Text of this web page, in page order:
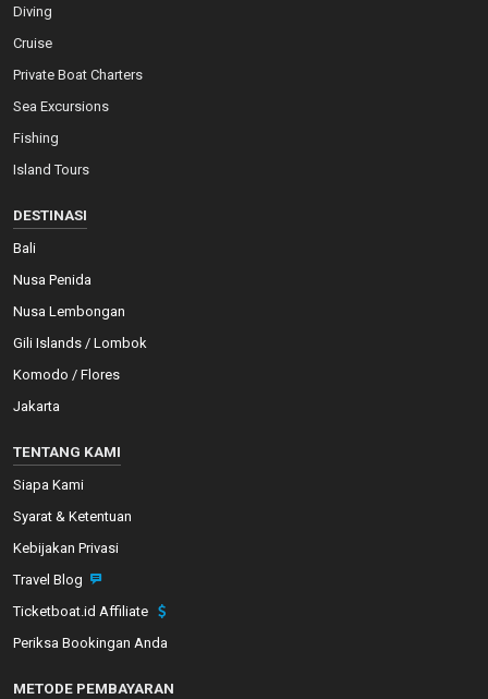
Diving
Cruise
Private Boat Charters
Sea Excursions
Fishing
Island Tours
DESTINASI
Bali
Nusa Penida
Nusa Lembongan
Gili Islands / Lombok
Komodo / Flores
Jakarta
TENTANG KAMI
Siapa Kami
Syarat & Ketentuan
Kebijakan Privasi
Travel Blog
Ticketboat.id Affiliate
Periksa Bookingan Anda
METODE PEMBAYARAN